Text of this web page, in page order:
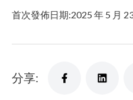
首次發佈日期:2025 年 5 月
分享: